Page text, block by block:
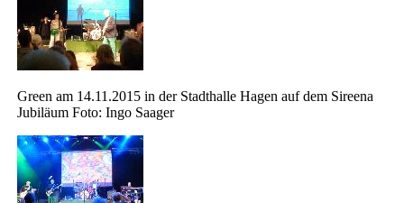
Green am 14.11.2015 in der Stadthalle Hagen auf dem Sireena
Jubiläum Foto: Ingo Saager